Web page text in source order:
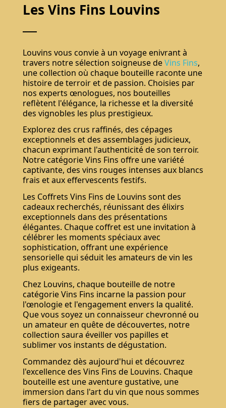
Les Vins Fins Louvins
Louvins vous convie à un voyage enivrant à
travers notre sélection soigneuse deVins Fins,
une collection où chaque bouteille raconte une
histoire de terroir et de passion. Choisies par
nos experts œnologues, nos bouteilles
reflètent l'élégance, la richesse et la diversité
des vignobles les plus prestigieux.
Explorez des crus raffinés, des cépages
exceptionnels et des assemblages judicieux,
chacun exprimant l'authenticité de son terroir.
Notre catégorie Vins Fins offre une variété
captivante, des vins rouges intenses aux blancs
frais et aux effervescents festifs.
Les Coffrets Vins Fins de Louvins sont des
cadeaux recherchés, réunissant des élixirs
exceptionnels dans des présentations
élégantes. Chaque coffret est une invitation à
célébrer les moments spéciaux avec
sophistication, offrant une expérience
sensorielle qui séduit les amateurs de vin les
plus exigeants.
Chez Louvins, chaque bouteille de notre
catégorie Vins Fins incarne la passion pour
l'œnologie et l'engagement envers la qualité.
Que vous soyez un connaisseur chevronné ou
un amateur en quête de découvertes, notre
collection saura éveiller vos papilles et
sublimer vos instants de dégustation.
Commandez dès aujourd'hui et découvrez
l'excellence des Vins Fins de Louvins. Chaque
bouteille est une aventure gustative, une
immersion dans l'art du vin que nous sommes
fiers de partager avec vous.